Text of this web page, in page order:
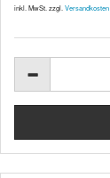
inkl. MwSt. zzgl. Versandkosten